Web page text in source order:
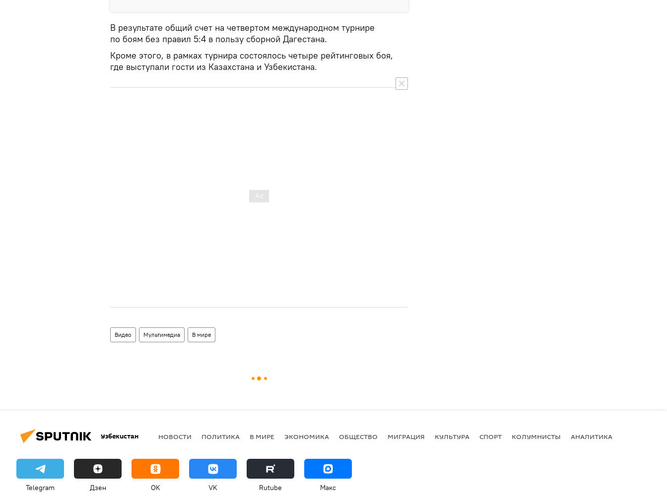
В результате общий счет на четвертом международном турнире
по боям без правил 5:4 в пользу сборной Дагестана.
Кроме этого, в рамках турнира состоялось четыре рейтинговых боя,
где выступали гости из Казахстана и Узбекистана.
Видео Мультимедиа В мире
Узбекистан НОВОСТИ ПОЛИТИКА В МИРЕ ЭКОНОМИКА ОБЩЕСТВО МИГРАЦИЯ КУЛЬТУРА СПОРТ КОЛУМНИСТЫ АНАЛИТИКА
Telegram Дзен OK VK Rutube Макс